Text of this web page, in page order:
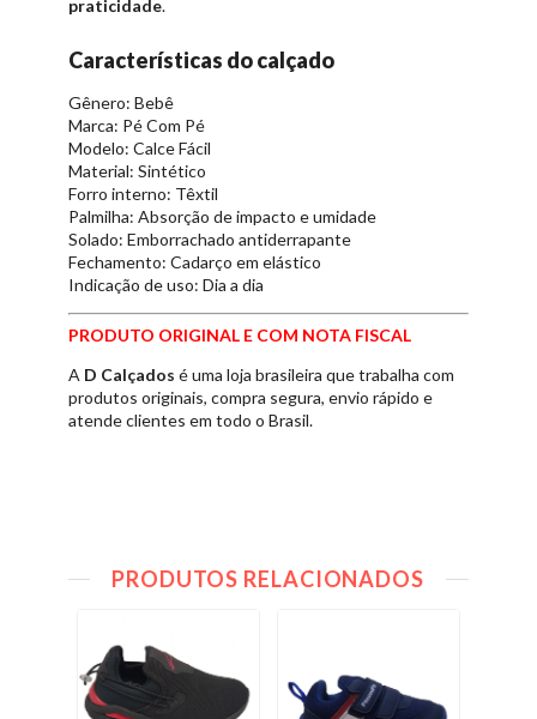
praticidade.
Características do calçado
Gênero: Bebê
Marca: Pé Com Pé
Modelo: Calce Fácil
Material: Sintético
Forro interno: Têxtil
Palmilha: Absorção de impacto e umidade
Solado: Emborrachado antiderrapante
Fechamento: Cadarço em elástico
Indicação de uso: Dia a dia
PRODUTO ORIGINAL E COM NOTA FISCAL
A D Calçados é uma loja brasileira que trabalha com
produtos originais, compra segura, envio rápido e
atende clientes em todo o Brasil.
PRODUTOS RELACIONADOS